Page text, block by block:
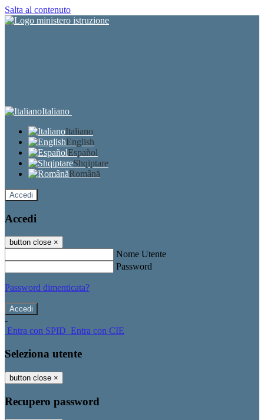
Salta al contenuto
Italiano
Italiano
English
Español
Shqiptare
Română
Accedi
Accedi
button close ×
Nome Utente
Password
Password dimenticata?
-
Entra con SPID Entra con CIE
Seleziona utente
button close ×
Recupero password